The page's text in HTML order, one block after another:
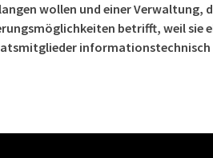
wollen und einer Verwaltung,
betrifft, weil sie
informationstechnisch